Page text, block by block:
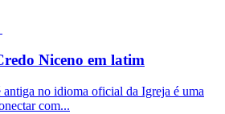
Niceno em latim
antiga no idioma oficial da Igreja é uma
com...